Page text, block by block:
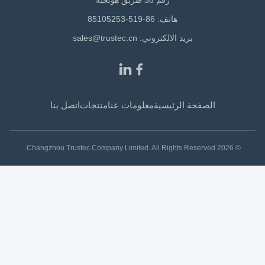
هاتف: 86-519-85105253
بريد الالكتروني: sales@trustec.cn
الصفحة الرئيسيةمعلومات عنامنتجاتاتصل بنا